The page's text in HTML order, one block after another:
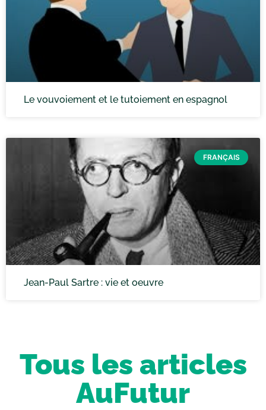
Le vouvoiement et le tutoiement en espagnol
FRANÇAIS
Jean-Paul Sartre : vie et oeuvre
Tous les articles
AuFutur